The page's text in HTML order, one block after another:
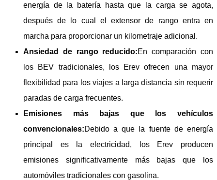
energía de la batería hasta que la carga se agota,
después de lo cual el extensor de rango entra en
marcha para proporcionar un kilometraje adicional.
Ansiedad de rango reducido:En comparación con
los BEV tradicionales, los Erev ofrecen una mayor
flexibilidad para los viajes a larga distancia sin requerir
paradas de carga frecuentes.
Emisiones más bajas que los vehículos
convencionales:Debido a que la fuente de energía
principal es la electricidad, los Erev producen
emisiones significativamente más bajas que los
automóviles tradicionales con gasolina.